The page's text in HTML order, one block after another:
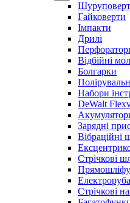
Гайковерти
Імпакти
Дрилі
Відбійні
Болгарки
Набори
DeWalt
Зарядні
Вібраційні
Стрічкові
Стрічкові